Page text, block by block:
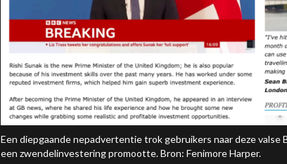
Een diepgaande nepadvertentie trok gebruikers naar deze valse
een zwendelinvestering promootte. Bron: Fenimore Harper.